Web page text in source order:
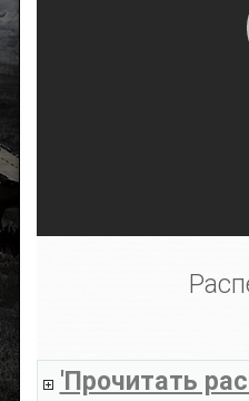
'Прочитать